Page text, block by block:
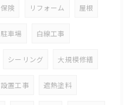
保険 リフォーム 屋根
駐車場 白線工事
シーリング 大規模修繕
設置工事 遮熱塗料